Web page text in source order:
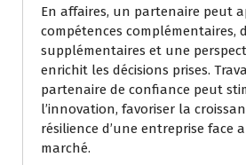
En affaires, un partenaire peut
compétences complémentaires,
supplémentaires et une
enrichit les décisions prises.
partenaire de confiance peut
l’innovation, favoriser la
résilience d’une entreprise face
marché.